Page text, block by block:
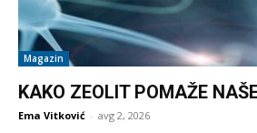
Magazin
KAKO ZEOLIT POMAŽE
Ema Vitković - avg 2, 2026